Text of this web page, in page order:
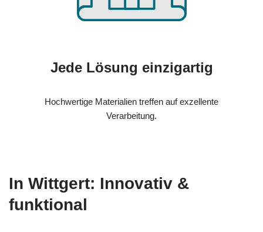
Jede Lösung einzigartig
Hochwertige Materialien treffen auf exzellente
Verarbeitung.
In Wittgert: Innovativ &
funktional